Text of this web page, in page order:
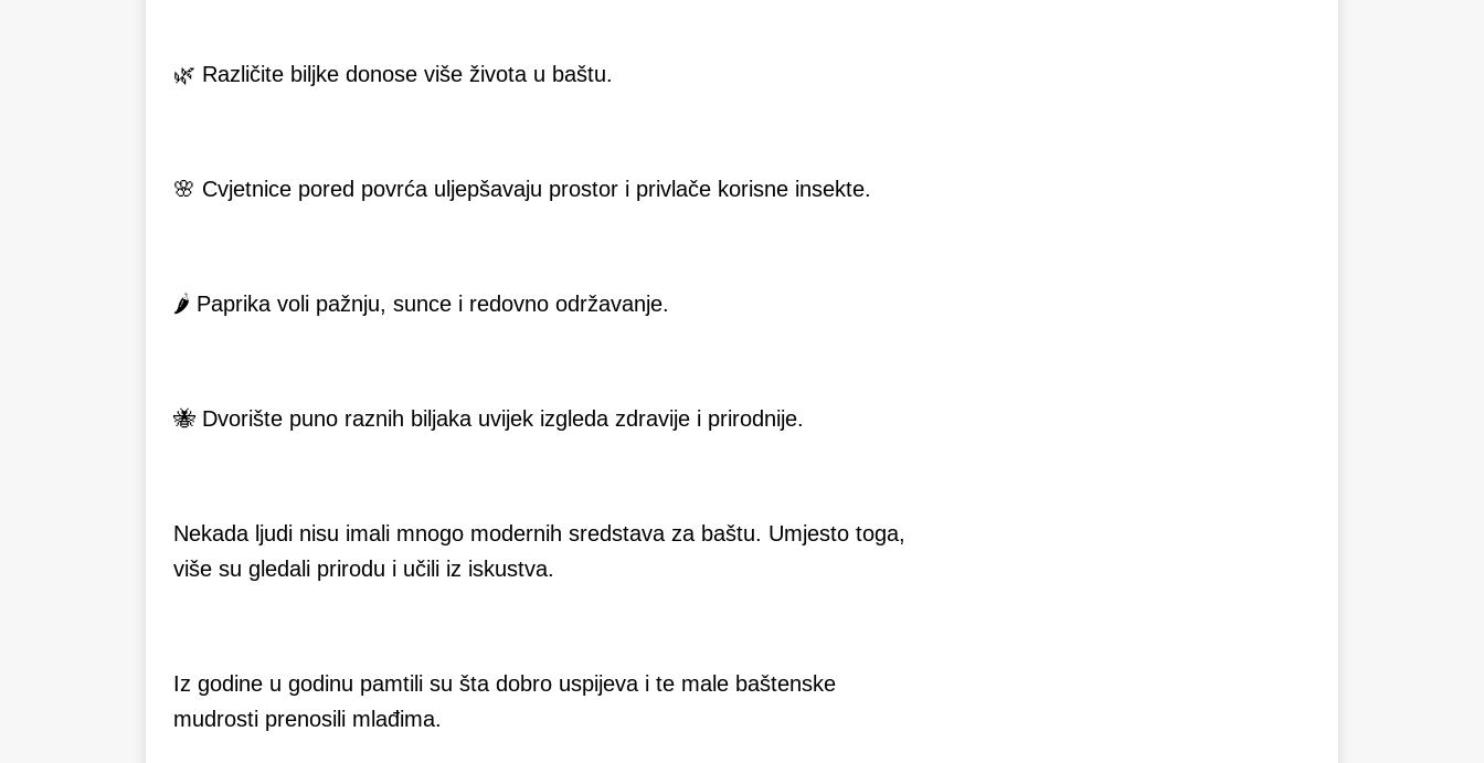
🌿 Različite biljke donose više života u baštu.
🌸 Cvjetnice pored povrća uljepšavaju prostor i privlače korisne insekte.
🌶 Paprika voli pažnju, sunce i redovno održavanje.
🐝 Dvorište puno raznih biljaka uvijek izgleda zdravije i prirodnije.
Nekada ljudi nisu imali mnogo modernih sredstava za baštu. Umjesto toga,
više su gledali prirodu i učili iz iskustva.
Iz godine u godinu pamtili su šta dobro uspijeva i te male baštenske
mudrosti prenosili mlađima.